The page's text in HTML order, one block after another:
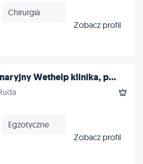
Chirurgia
Zobacz profil
Wethelp klinika, p...
Egzotyczne
Zobacz profil